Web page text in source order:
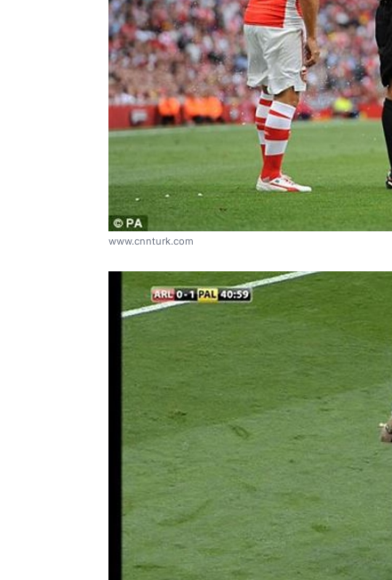
www.cnnturk.com